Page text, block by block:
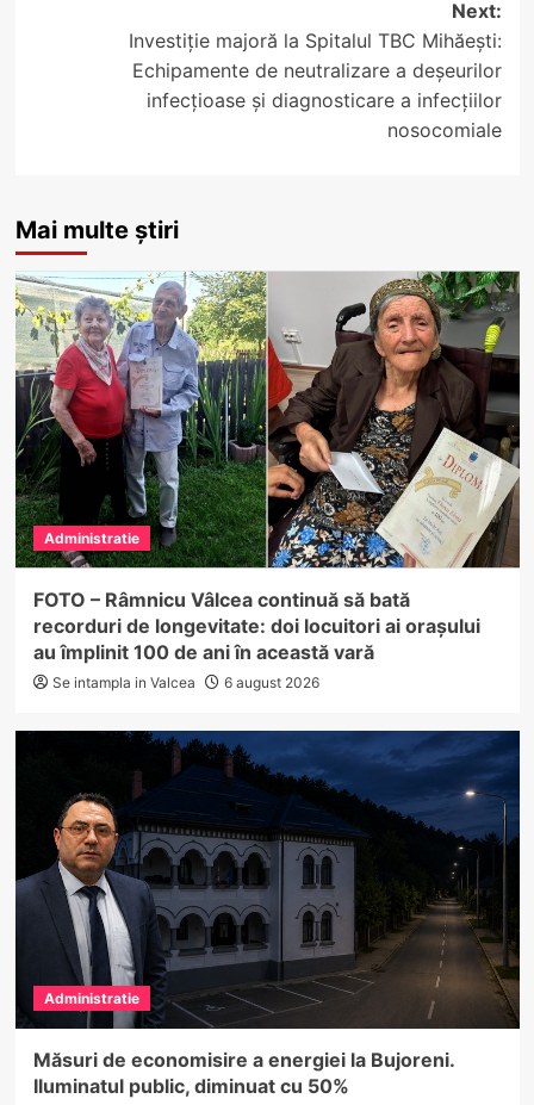
Next:
Investiție majoră la Spitalul TBC Mihăești:
Echipamente de neutralizare a deșeurilor
infecțioase și diagnosticare a infecțiilor
nosocomiale
Mai multe știri
Administratie
FOTO – Râmnicu Vâlcea continuă să bată
recorduri de longevitate: doi locuitori ai orașului
au împlinit 100 de ani în această vară
Se intampla in Valcea 6 august 2026
Administratie
Măsuri de economisire a energiei la Bujoreni.
Iluminatul public, diminuat cu 50%